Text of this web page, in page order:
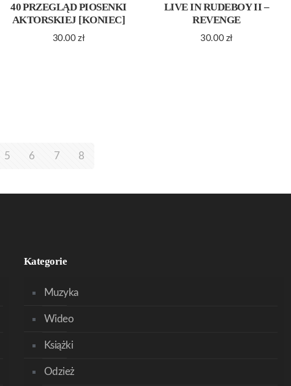
40 PRZEGLĄD PIOSENKI
AKTORSKIEJ [KONIEC]
30.00zł
LIVE IN RUDEBOY II –
REVENGE
30.00 zł
5 6 7 8
Kategorie
Muzyka
Wideo
Książki
Odzież